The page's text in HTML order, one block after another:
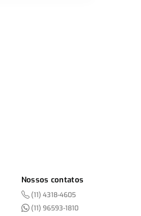
Nossos contatos
(11) 4318-4605
(11) 96593-1810